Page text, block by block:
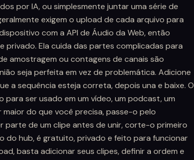
por IA, ou simplesmente juntar uma série de
exigem o upload de cada arquivo para
com a API de Áudio da Web, então
privado. Ela cuida das partes complicadas para
amostragem ou contagens de canais são
seja perfeita em vez de problemática. Adicione
a sequência esteja correta, depois una e baixe. O
para ser usado em um vídeo, um podcast, um
maior do que você precisa, passe-o pelo
parte de um clipe antes de unir, corte-o primeiro
do hub, é gratuito, privado e feito para funcionar
basta adicionar seus clipes, definir a ordem e